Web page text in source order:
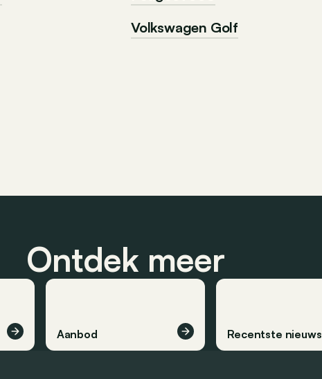
Volkswagen Golf
Ontdek meer
Aanbod Recentste nieuws